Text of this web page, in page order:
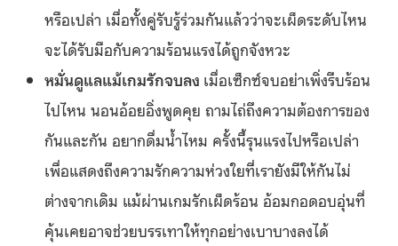
หรือเปล่า เมื่อทั้งคู่รับรู้ร่วมกันแล้วว่าจะเผ็ดระดับไหน
จะได้รับมือกับความร้อนแรงได้ถูกจังหวะ
หมั่นดูแลแม้เกมรักจบลง เมื่อเซ็กซ์จบอย่าเพิ่งรีบร้อน
ไปไหน นอนอ้อยอิ่งพูดคุย ถามไถ่ถึงความต้องการของ
กันและกัน อยากดื่มน้ำไหม ครั้งนี้รุนแรงไปหรือเปล่า
เพื่อแสดงถึงความรักความห่วงใยที่เรายังมีให้กันไม่
ต่างจากเดิม แม้ผ่านเกมรักเผ็ดร้อน อ้อมกอดอบอุ่นที่
คุ้นเคยอาจช่วยบรรเทาให้ทุกอย่างเบาบางลงได้